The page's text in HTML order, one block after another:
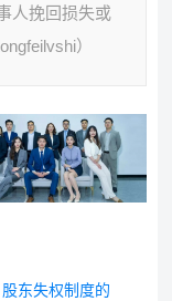
人挽回损失或
）
东失权制度的